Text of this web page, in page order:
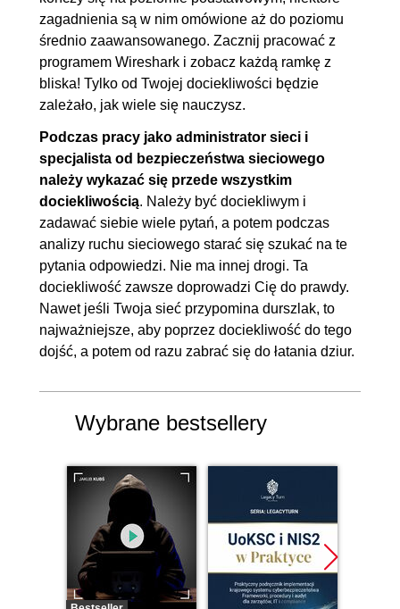
przechwytywanie pakietów
przechwytujących
1.29. Instalacja TERMSHARK
w systemie Ubuntu i
przechwytywanie pakietów
1.30. Instalacja programu
Python oraz przeglądanie
danych TSHARK za pomocą
skryptu
1.31. Tworzenie skryptu
filtrującego pobierane dane
00:06:56
2. Przechwytywanie i analiza ruchu
00:28:39
2.1. Wprowadzenie
2.3. Analiza protokołu CDP
00:06:01
2.4. Działanie protokołu STP
(wymiana informacji i elekcja)
2.5. Połączenie TRUNK 00:06:15
3. Przechwytywanie i analiza ruchu
01:26:36
zagadnienia są w nim omówione aż do poziomu
średnio zaawansowanego. Zacznij pracować z
programem Wireshark i zobacz każdą ramkę z
bliska! Tylko od Twojej dociekliwości będzie
zależało, jak wiele się nauczysz.
Podczas pracy jako administrator sieci i
specjalista od bezpieczeństwa sieciowego
należy wykazać się przede wszystkim
dociekliwością. Należy być dociekliwym i
zadawać siebie wiele pytań, a potem podczas
analizy ruchu sieciowego starać się szukać na te
pytania odpowiedzi. Nie ma innej drogi. Ta
dociekliwość zawsze doprowadzi Cię do prawdy.
Nawet jeśli Twoja sieć przypomina durszlak, to
najważniejsze, aby poprzez dociekliwość do tego
dojść, a potem od razu zabrać się do łatania dziur.
Wybrane bestsellery